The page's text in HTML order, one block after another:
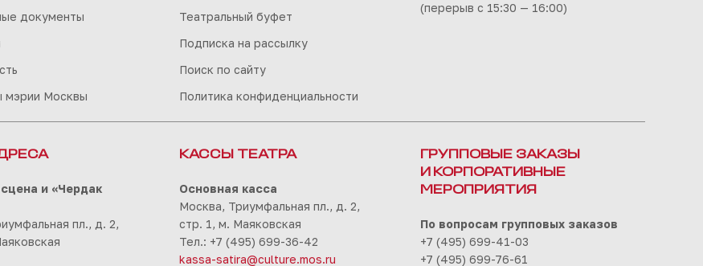
документы
мэрии Москвы
Театральный буфет
Подписка на рассылку
Поиск по сайту
Политика конфиденциальности
(перерыв с 15:30 — 16:00)
и «Чердак
пл., д. 2,
КАССЫ ТЕАТРА
Основная касса
Москва, Триумфальная пл., д. 2,
стр. 1, м. Маяковская
Тел.: +7 (495) 699-36-42
kassa-satira@culture.mos.ru
ГРУППОВЫЕ ЗАКАЗЫ
И КОРПОРАТИВНЫЕ
МЕРОПРИЯТИЯ
По вопросам групповых заказов
+7 (495) 699-41-03
+7 (495) 699-76-61